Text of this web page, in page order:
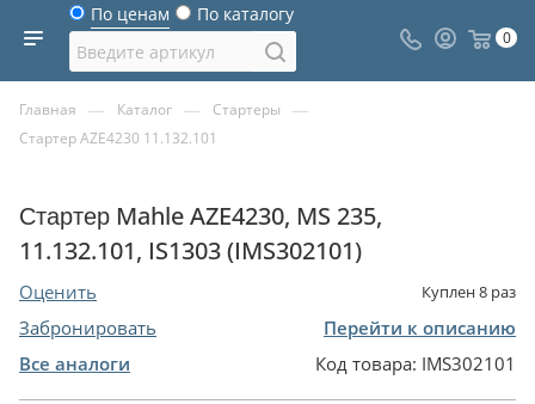
По ценам По каталогу
0
Главная — Каталог — Стартеры —
Стартер AZE4230 11.132.101
Стартер Mahle AZE4230, MS 235,
11.132.101, IS1303 (IMS302101)
Оценить Куплен8 раз
Забронировать
Перейти к описанию
Все аналоги
Код товара: IMS302101